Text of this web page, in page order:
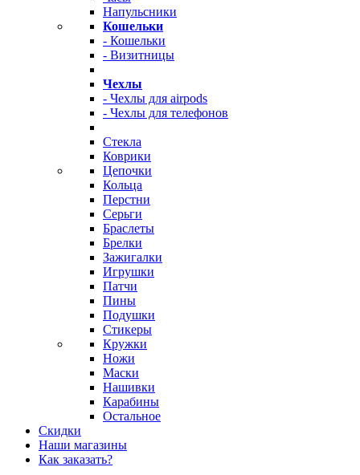
Напульсники
Кошельки
- Кошельки
- Визитницы
Чехлы
- Чехлы для airpods
- Чехлы для телефонов
Стекла
Коврики
Цепочки
Кольца
Перстни
Серьги
Браслеты
Брелки
Зажигалки
Игрушки
Патчи
Пины
Подушки
Стикеры
Кружки
Ножи
Маски
Нашивки
Карабины
Остальное
Скидки
Наши магазины
Как заказать?